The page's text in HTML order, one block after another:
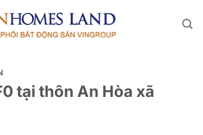
tại thôn An Hòa xã